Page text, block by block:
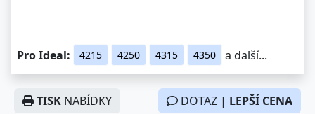
Pro Ideal: 4215 4250 4315 4350 a další...
TISK NABÍDKY DOTAZ | LEPŠÍ CENA